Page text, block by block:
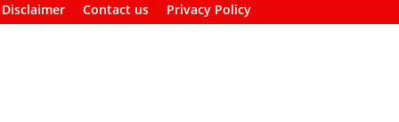
Disclaimer Contact us Privacy Policy